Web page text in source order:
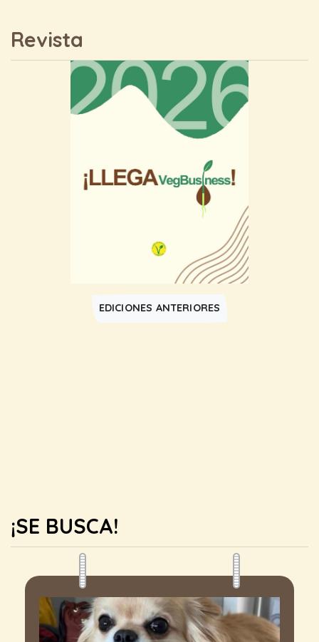
Revista
EDICIONES ANTERIORES
¡SE BUSCA!